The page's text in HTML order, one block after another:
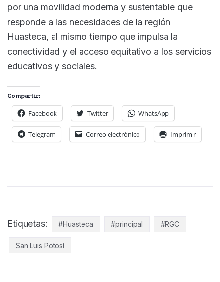
por una movilidad moderna y sustentable que
responde a las necesidades de la región
Huasteca, al mismo tiempo que impulsa la
conectividad y el acceso equitativo a los servicios
educativos y sociales.
Compartir:
Facebook Twitter WhatsApp
Telegram Correo electrónico Imprimir
Etiquetas: #Huasteca #principal #RGC
San Luis Potosí